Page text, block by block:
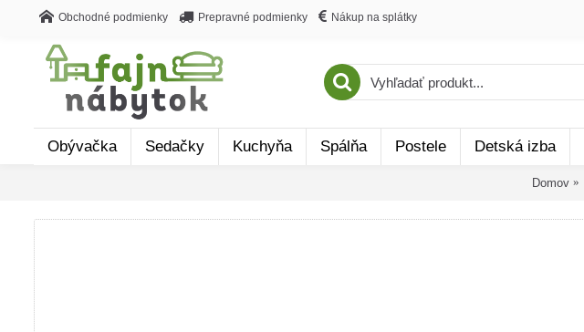
Obchodné podmienky Prepravné podmienky Nákup na splátky
Obývačka Sedačky Kuchyňa Spálňa Postele Detská izba
Domov